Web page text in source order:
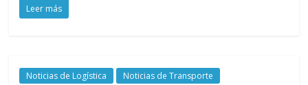
Leer más
Noticias de Logística Noticias de Transporte